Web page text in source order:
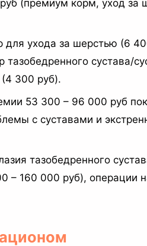
(премиум корм, уход за
для ухода за шерстью (6
сустава/
300 руб).
53 300 – 96 000 руб
с суставами и
тазобедренного
– 160 000 руб), операции